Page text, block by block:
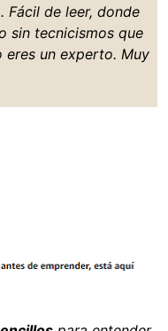
Fácil de leer, donde
sin tecnicismos que
un experto. Muy